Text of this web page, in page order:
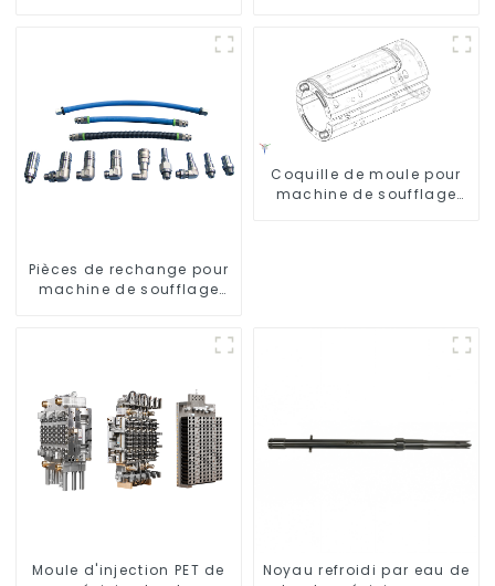
Pièces de rechange pour
machine de soufflage
Coquille de moule pour
machine de soufflage
Moule d'injection PET de
Noyau refroidi par eau de